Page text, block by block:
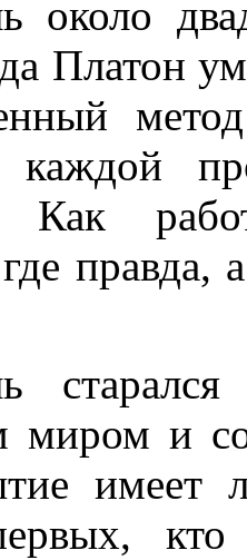
около
Платон
каждой
Как
и
имеет
кто